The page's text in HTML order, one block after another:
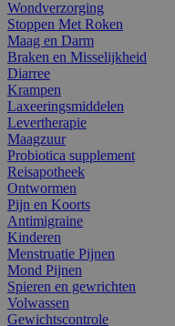
Wondverzorging
Stoppen Met Roken
Maag en Darm
Braken en Misselijkheid
Diarree
Krampen
Laxeeringsmiddelen
Levertherapie
Maagzuur
Probiotica supplement
Reisapotheek
Ontwormen
Pijn en Koorts
Antimigraine
Kinderen
Menstruatie Pijnen
Mond Pijnen
Spieren en gewrichten
Volwassen
Gewichtscontrole